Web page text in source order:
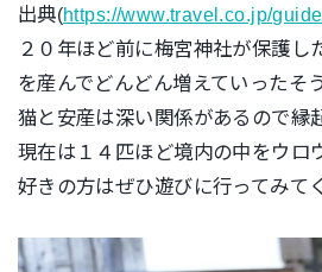
出典(https://www.travel.co.jp/
２０年ほど前に梅宮神社が保護し
を産んでどんどん増えていったそ
猫と安産は深い関係があるので縁
現在は１４匹ほど境内の中をウロ
好きの方はぜひ遊びに行ってみて